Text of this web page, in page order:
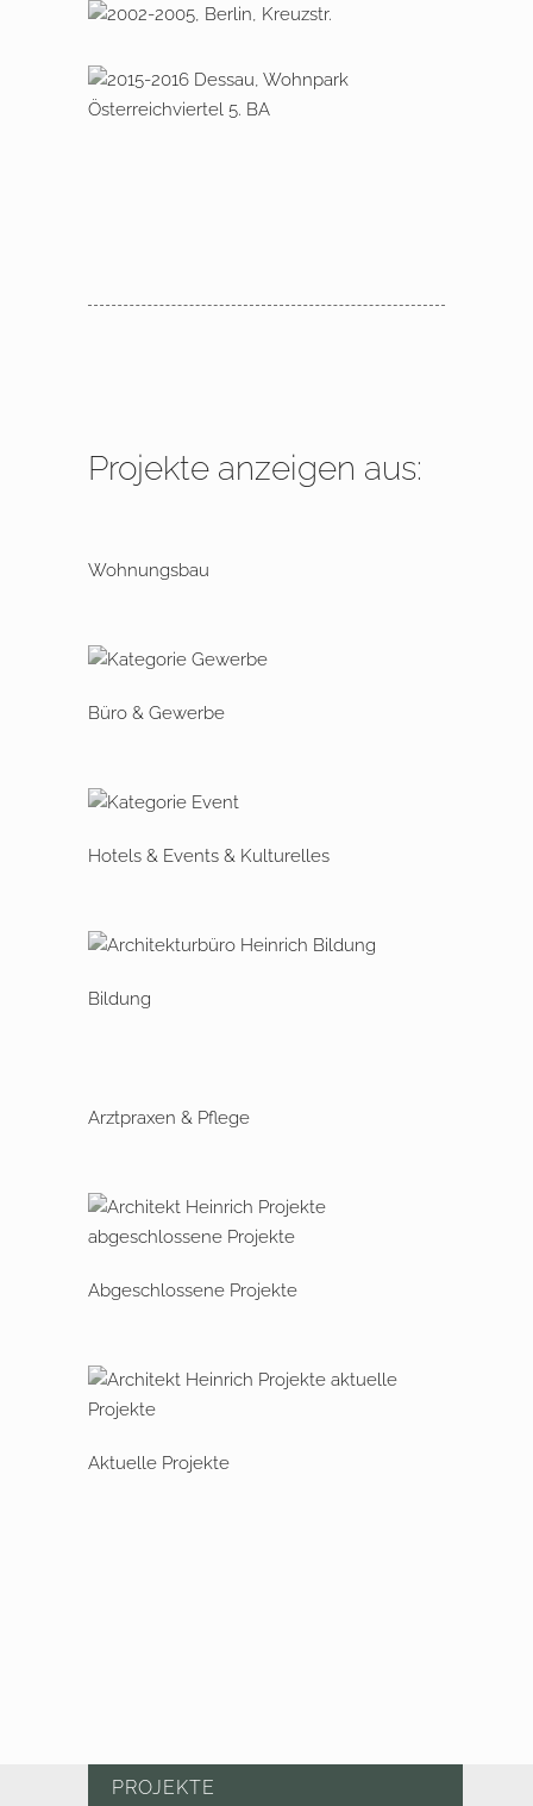
um elegante Dachgeschoss-
2002 – 2005 Berlin, Kreuzstraße
2015-2016 Dessau, Wohnpark
Österreichviertel 5. BA
Projekte anzeigen aus:
Wohnungsbau
Büro & Gewerbe
Hotels & Events & Kulturelles
Bildung
Arztpraxen & Pflege
Abgeschlossene Projekte
Aktuelle Projekte
PROJEKTE